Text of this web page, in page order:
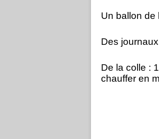
Un ballon de
Des
De la colle :
chauffer en